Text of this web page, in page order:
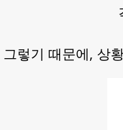
그렇기 때문에, 상